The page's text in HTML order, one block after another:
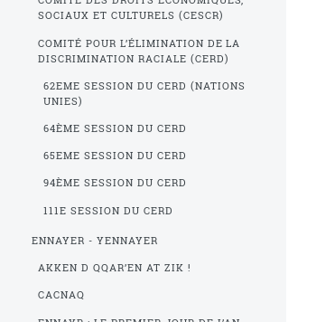
SOCIAUX ET CULTURELS (CESCR)
COMITÉ POUR L’ÉLIMINATION DE LA
DISCRIMINATION RACIALE (CERD)
62EME SESSION DU CERD (NATIONS
UNIES)
64ÈME SESSION DU CERD
65EME SESSION DU CERD
94ÈME SESSION DU CERD
111E SESSION DU CERD
ENNAYER - YENNAYER
AKKEN D QQAR’EN AT ZIK !
CACNAQ